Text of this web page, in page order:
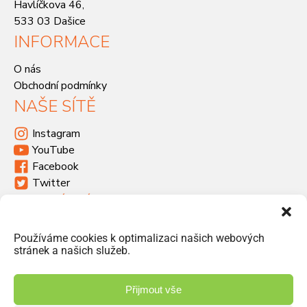
Používáme cookies k optimalizaci našich webových
stránek a našich služeb.
Přijmout vše
Havlíčkova 46,
533 03 Dašice
INFORMACE
O nás
Obchodní podmínky
NAŠE SÍTĚ
Instagram
YouTube
Facebook
Twitter
Havlíčkova 46, 533 03 Dašice
+420 466 951 103